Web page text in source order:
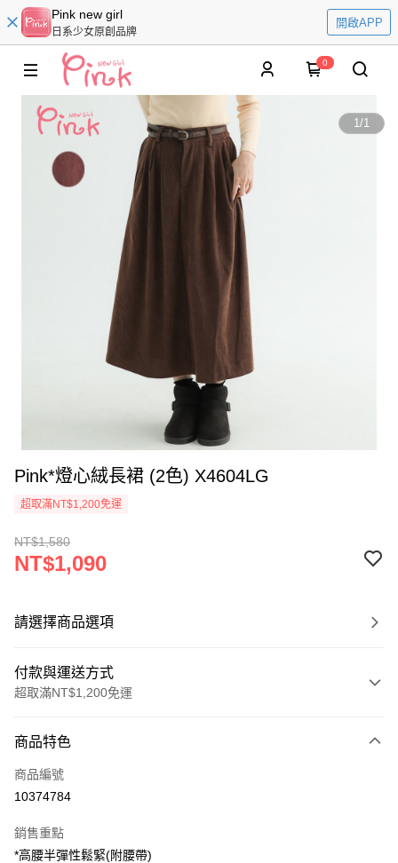
Pink new girl
日系少女原創品牌
開啟APP
0
1/1
Pink*燈心絨長裙 (2色) X4604LG
超取滿NT$1,200免運
NT$1,580
NT$1,090
請選擇商品選項
付款與運送方式
超取滿NT$1,200免運
信用卡一次付款
超商取貨付款
Apple Pay
商品特色
商品編號
10374784
銷售重點
*高腰半彈性鬆緊(附腰帶)